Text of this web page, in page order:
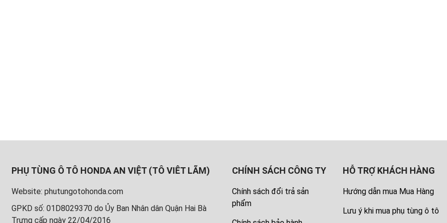
PHỤ TÙNG Ô TÔ HONDA AN VIỆT (TÔ VIÊT LÃM)
Website: phutungotohonda.com
GPKD số: 01D8029370 do Ủy Ban Nhân dân Quận Hai Bà
Trưng cấp ngày 22/04/2016
CHÍNH SÁCH CÔNG TY
Chính sách đổi trả sản
phẩm
HỖ TRỢ KHÁCH HÀNG
Hướng dẫn mua Mua Hàng
Lưu ý khi mua phụ tùng ô tô